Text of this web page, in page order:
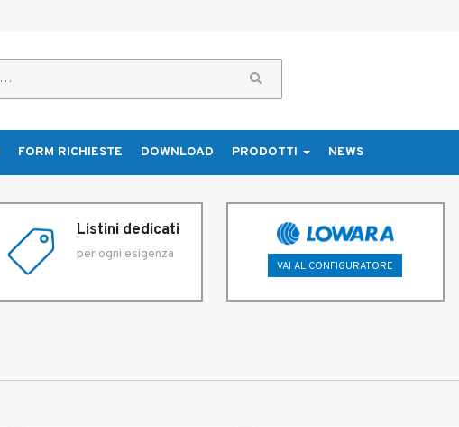
FORM RICHIESTE DOWNLOAD PRODOTTI NEWS
Listini dedicati
per ogni esigenza
VAI AL CONFIGURATORE